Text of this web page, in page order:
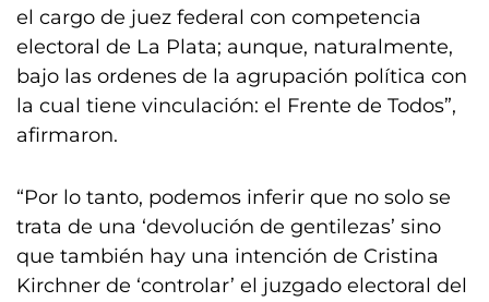
el cargo de juez federal con competencia
electoral de La Plata; aunque, naturalmente,
bajo las ordenes de la agrupación política con
la cual tiene vinculación: el Frente de Todos”,
afirmaron.
“Por lo tanto, podemos inferir que no solo se
trata de una ‘devolución de gentilezas’ sino
que también hay una intención de Cristina
Kirchner de ‘controlar’ el juzgado electoral del